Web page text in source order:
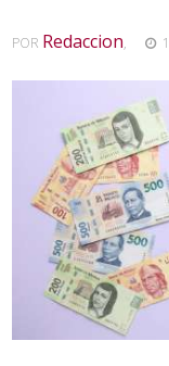
POR Redaccion,